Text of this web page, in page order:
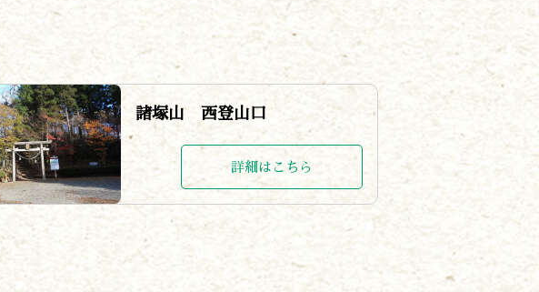
諸塚山 西登山口
詳細はこちら